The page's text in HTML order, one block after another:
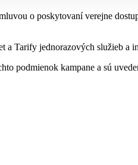
o poskytovaní verejne
a Tarify jednorazových služieb a
podmienok kampane a sú